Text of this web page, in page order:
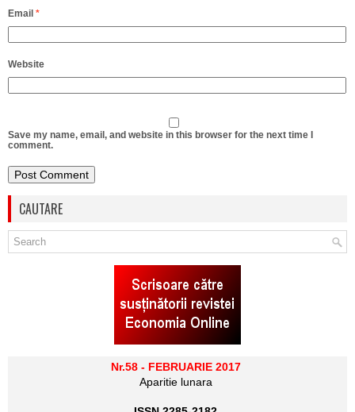
Email *
Website
Save my name, email, and website in this browser for the next time I
comment.
CAUTARE
Nr.58 - FEBRUARIE 2017
Aparitie lunara